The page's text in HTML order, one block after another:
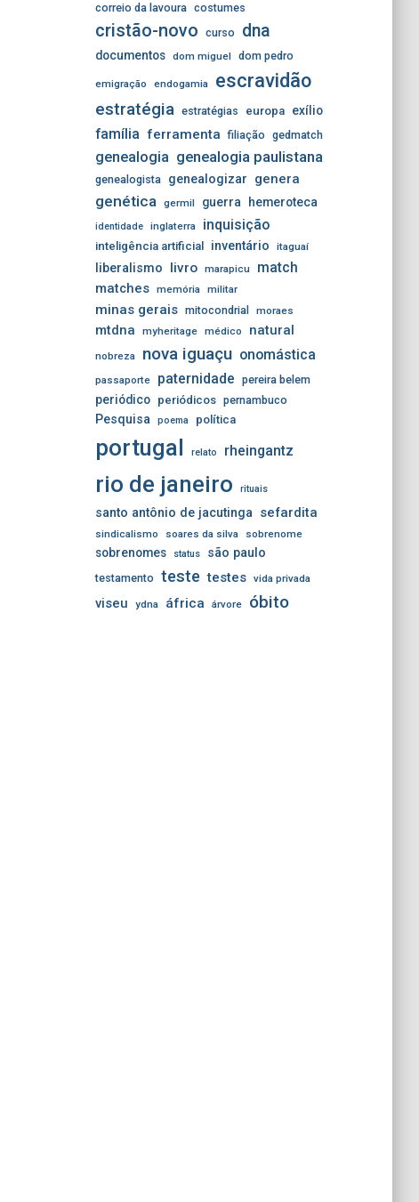
correio da lavoura costumes
cristão-novo curso dna
documentos dom miguel dom pedro
emigração endogamia escravidão
estratégia estratégias europa exílio
família ferramenta filiação gedmatch
genealogia genealogia paulistana
genealogista genealogizar genera
genética germil guerra hemeroteca
identidade inglaterra inquisição
inteligência artificial inventário itaguaí
liberalismo livro marapicu match
matches memória militar
minas gerais mitocondrial moraes
mtdna myheritage médico natural
nobreza nova iguaçu onomástica
passaporte paternidade pereira belem
periódico periódicos pernambuco
Pesquisa poema política
portugal relato rheingantz
rio de janeiro rituais
santo antônio de jacutinga sefardita
sindicalismo soares da silva sobrenome
sobrenomes status são paulo
testamento teste testes vida privada
viseu ydna áfrica árvore óbito